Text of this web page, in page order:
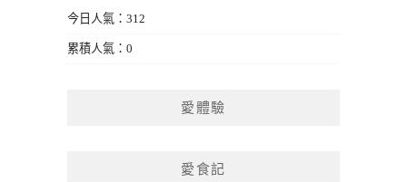
今日人氣：312
累積人氣：0
愛體驗
愛食記